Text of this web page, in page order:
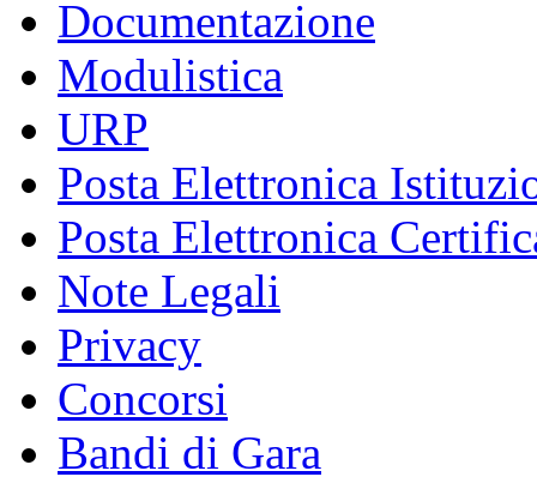
Documentazione
Modulistica
URP
Posta Elettronica
Posta Elettronica
Note Legali
Privacy
Concorsi
Bandi di Gara